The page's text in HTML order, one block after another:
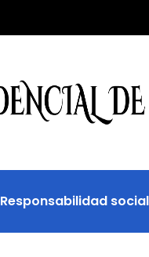
Responsabilidad social